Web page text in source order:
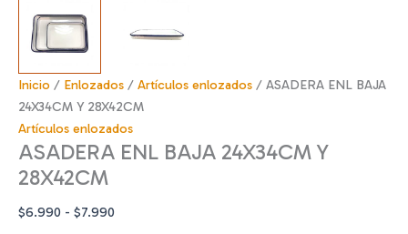
Inicio / Enlozados / Artículos enlozados / ASADERA ENL BAJA
24X34CM Y 28X42CM
Artículos enlozados
ASADERA ENL BAJA 24X34CM Y
28X42CM
$6.990 - $7.990